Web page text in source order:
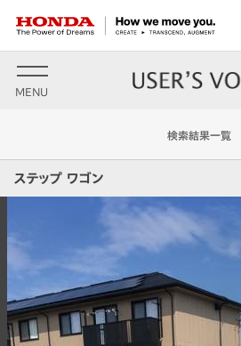
MENU
検索結果一覧
ステップ ワゴン